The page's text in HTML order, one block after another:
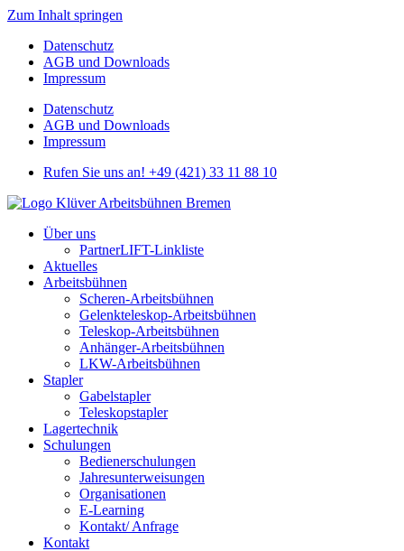
Zum Inhalt springen
Datenschutz
AGB und Downloads
Impressum
Datenschutz
AGB und Downloads
Impressum
Rufen Sie uns an! +49 (421) 33 11 88 10
Über uns
PartnerLIFT-Linkliste
Aktuelles
Arbeitsbühnen
Scheren-Arbeitsbühnen
Gelenkteleskop-Arbeitsbühnen
Teleskop-Arbeitsbühnen
Anhänger-Arbeitsbühnen
LKW-Arbeitsbühnen
Stapler
Gabelstapler
Teleskopstapler
Lagertechnik
Schulungen
Bedienerschulungen
Jahresunterweisungen
Organisationen
E-Learning
Kontakt/ Anfrage
Kontakt